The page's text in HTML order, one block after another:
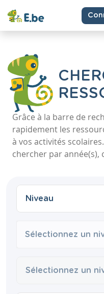
Grâce à la barre de
rapidement les
à vos activités
chercher par année(s),
Sélectionnez un